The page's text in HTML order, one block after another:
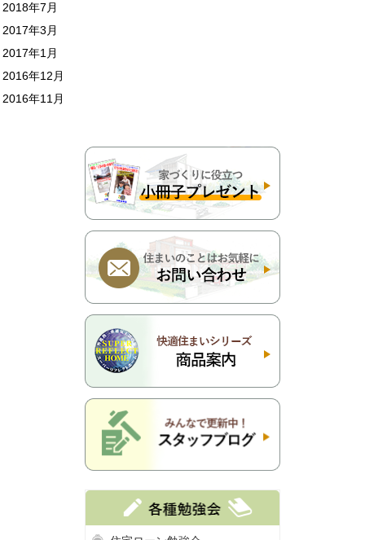
2018年7月
2017年3月
2017年1月
2016年12月
2016年11月